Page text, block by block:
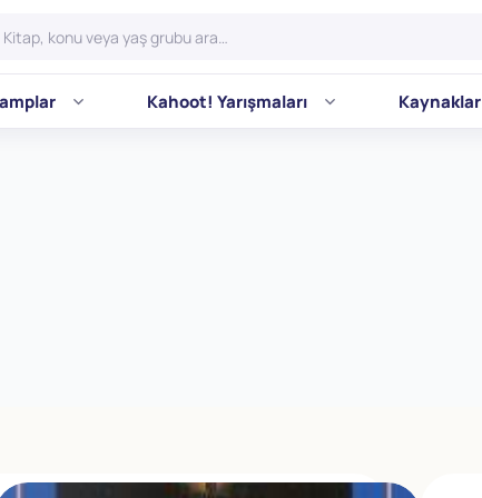
Kahoot! Yarışmaları Kaynaklar